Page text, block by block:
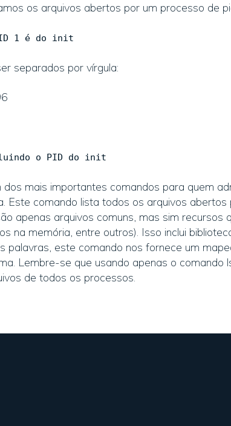
os arquivos abertos por um processo de
1 é do init
separados por vírgula:
o PID do init
mais importantes comandos para quem
Este comando lista todos os arquivos
apenas arquivos comuns, mas sim recursos
na memória, entre outros). Isso inclui
palavras, este comando nos fornece um
Lembre-se que usando apenas o comando
de todos os processos.